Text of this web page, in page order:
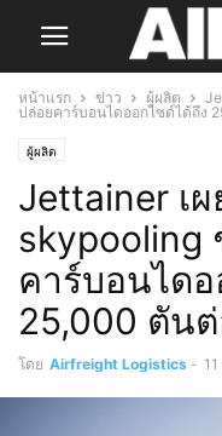
หน้าแรก ข่าว ผู้ผลิต
ปล่อยคาร์บอนไดออกไซด์ได้ถึง
ผู้ผลิต
Jettainer เ
skypooling
คาร์บอนได
25,000 ตัน
โดย Airfreight Logistics -